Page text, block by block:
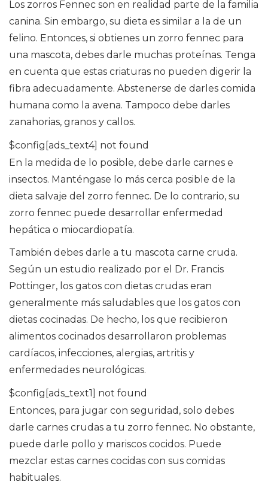
Los zorros Fennec son en realidad parte de la familia
canina. Sin embargo, su dieta es similar a la de un
felino. Entonces, si obtienes un zorro fennec para
una mascota, debes darle muchas proteínas. Tenga
en cuenta que estas criaturas no pueden digerir la
fibra adecuadamente. Abstenerse de darles comida
humana como la avena. Tampoco debe darles
zanahorias, granos y callos.
$config[ads_text4] not found
En la medida de lo posible, debe darle carnes e
insectos. Manténgase lo más cerca posible de la
dieta salvaje del zorro fennec. De lo contrario, su
zorro fennec puede desarrollar enfermedad
hepática o miocardiopatía.
También debes darle a tu mascota carne cruda.
Según un estudio realizado por el Dr. Francis
Pottinger, los gatos con dietas crudas eran
generalmente más saludables que los gatos con
dietas cocinadas. De hecho, los que recibieron
alimentos cocinados desarrollaron problemas
cardíacos, infecciones, alergias, artritis y
enfermedades neurológicas.
$config[ads_text1] not found
Entonces, para jugar con seguridad, solo debes
darle carnes crudas a tu zorro fennec. No obstante,
puede darle pollo y mariscos cocidos. Puede
mezclar estas carnes cocidas con sus comidas
habituales.